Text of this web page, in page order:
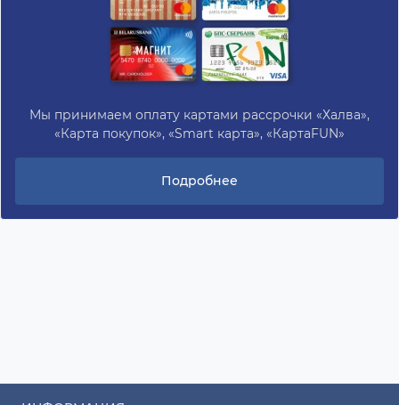
Мы принимаем оплату картами рассрочки «Халва»,
«Карта покупок», «Smart карта», «КартаFUN»
Подробнее